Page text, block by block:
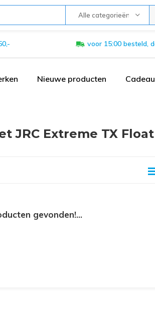
Alle categorieën
voor 15:00 besteld,
Nieuwe producten
JRC Extreme TX Float
gevonden!...